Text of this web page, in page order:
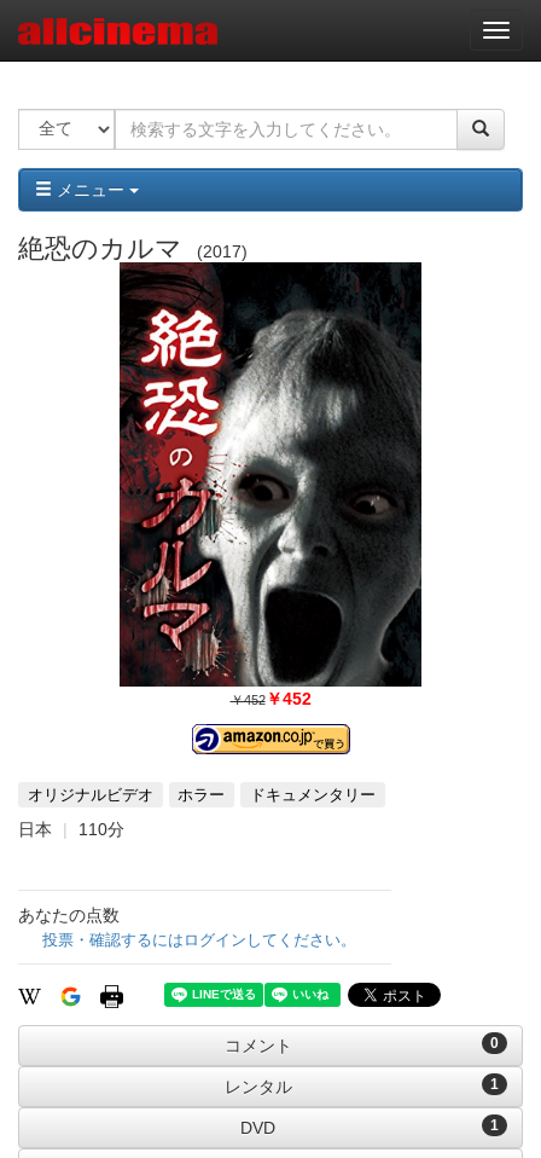
ナ
ビ
ー
ョ
ン
メニュー
絶恐のカルマ 2017
￥452￥452
オリジナルビデオ ホラー ドキュメンタリー
日本 110分
あなたの点数
投票・確認するにはログインしてください。
0
コメント
1
レンタル
1
DVD